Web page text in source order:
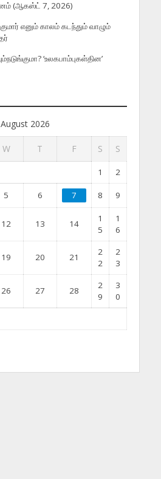
(ஆகஸ்ட் 7, 2026)
எனும் காலம் கடந்தும் வாழும்
‘உலகபாம்புகள்தின’
August 2026
W T F S S
1 2
5 6 7 8 9
12 13 14
1
5
1
6
19 20 21
2
2
2
3
26 27 28
2
9
3
0